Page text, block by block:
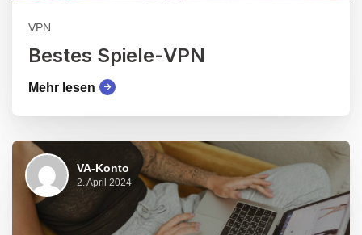
VPN
Bestes Spiele-VPN
Mehr lesen
VA-Konto
2. April 2024